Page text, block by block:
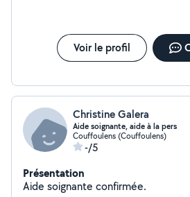
Voir le profil
Christine Galera
Aide soignante, aide à la pers
Couffoulens (Couffoulens)
-/5
Présentation
Aide soignante confirmée.